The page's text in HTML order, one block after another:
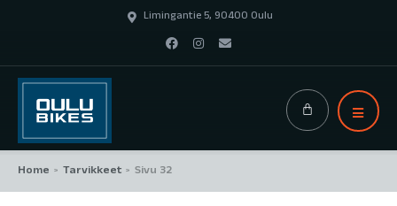
Limingantie 5, 90400 Oulu
Home > Tarvikkeet > Sivu 32